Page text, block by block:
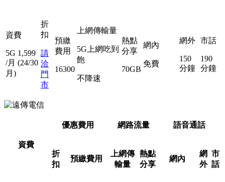
資費
5G 1,599
/月 (24/30
月)
折
扣
請
洽
門
市
預繳
費用
16300
上網傳輸量
5G上網吃到
飽
不降速
熱點
分享
70GB
網內
免費
網外
150
分鐘
市話
190
分鐘
資費
優惠費用 網路流量 語音通話
折
扣
預繳費用
上網傳
輸量
熱點
分享
網內
網
外
市
話